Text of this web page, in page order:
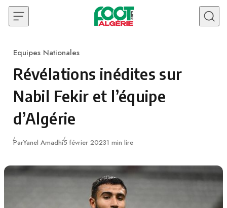
Skip to content
Category
Equipes Nationales
Révélations inédites sur
Nabil Fekir et l’équipe
d’Algérie
ParYanel AmadhiPublié
5 février 20231 min lire